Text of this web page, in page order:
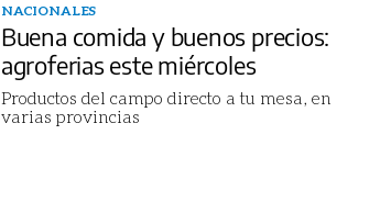
NACIONALES
Buena comida y buenos precios:
agroferias este miércoles
Productos del campo directo a tu mesa, en
varias provincias